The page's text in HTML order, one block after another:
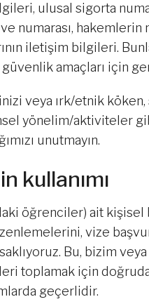
ulusal sigorta
numarası,
iletişim bilgileri.
amaçları için
veya ırk/etnik
yönelim/aktiviteler
unutmayın.
kullanımı
öğrenciler) ait kişisel
vize
Bu, bizim
toplamak için
geçerlidir.